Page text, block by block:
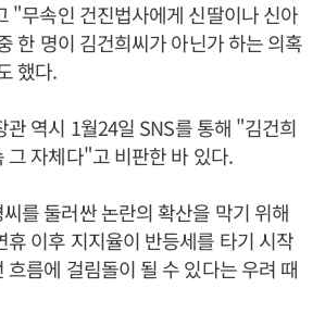
"무속인 건진법사에게 신딸이나 신아
한 명이 김건희씨가 아닌가 하는 의혹
했다.
관 역시 1월24일 SNS를 통해 "김건희
그 자체다"고 비판한 바 있다.
를 둘러싼 논란의 확산을 막기 위해
휴 이후 지지율이 반등세를 타기 시작
름에 걸림돌이 될 수 있다는 우려 때